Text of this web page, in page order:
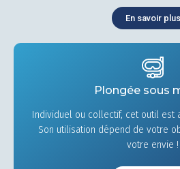
En savoir plus
Plongée sous
Individuel ou collectif, cet outil est
Son utilisation dépend de votre
votre envie !